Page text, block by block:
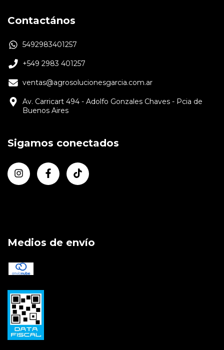
Contactános
5492983401257
+549 2983 401257
ventas@agrosolucionesgarcia.com.ar
Av. Carricart 494 - Adolfo Gonzales Chaves - Pcia de
Buenos Aires
Sigamos conectados
Medios de envío